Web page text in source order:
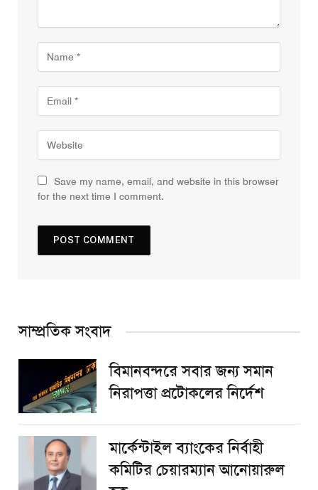
Save my name, email, and website in this browser
for the next time I comment.
সাম্প্রতিক সংবাদ
বিমানবন্দরে সবার জন্য সমান
নিরাপত্তা প্রটোকলের নির্দেশ
মার্কেন্টাইল ব্যাংকের নির্বাহী
কমিটির চেয়ারম্যান আনোয়ারুল